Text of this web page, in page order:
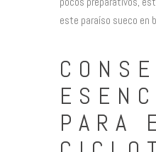
este paraíso sueco en
PARA